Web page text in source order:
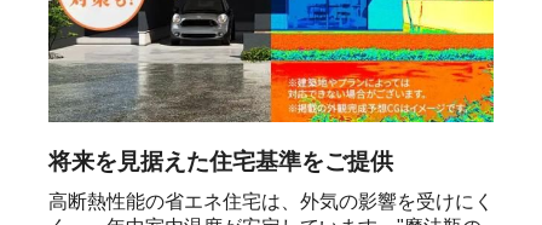
将来を見据えた住宅基準をご提供
高断熱性能の省エネ住宅は、外気の影響を受けにく